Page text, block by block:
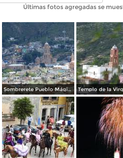
Últimas fotos agregadas se
Sombrerete Pueblo Mágico